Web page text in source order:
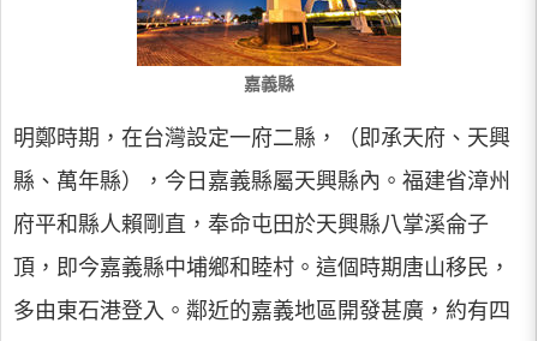
嘉義縣
明鄭時期，在台灣設定一府二縣，（即承天府、天興
縣、萬年縣），今日嘉義縣屬天興縣內。福建省漳州
府平和縣人賴剛直，奉命屯田於天興縣八掌溪侖子
頂，即今嘉義縣中埔鄉和睦村。這個時期唐山移民，
多由東石港登入。鄰近的嘉義地區開發甚廣，約有四